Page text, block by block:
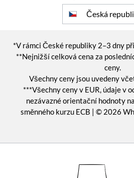
Česká
*V rámci České republiky 2–3 dny
**Nejnižší celková cena za
ceny.
Všechny ceny jsou uvedeny
***Všechny ceny v EUR, údaje v
nezávazné orientační hodnoty
směnného kurzu ECB | © 2026